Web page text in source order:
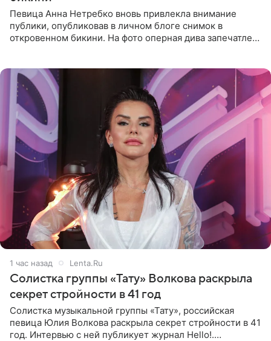
Певица Анна Нетребко вновь привлекла внимание
публики, опубликовав в личном блоге снимок в
откровенном бикини. На фото оперная дива запечатлена
1 час назад Lenta.Ru
Солистка группы «Тату» Волкова раскрыла
секрет стройности в 41 год
Солистка музыкальной группы «Тату», российская
певица Юлия Волкова раскрыла секрет стройности в 41
год. Интервью с ней публикует журнал Hello!.